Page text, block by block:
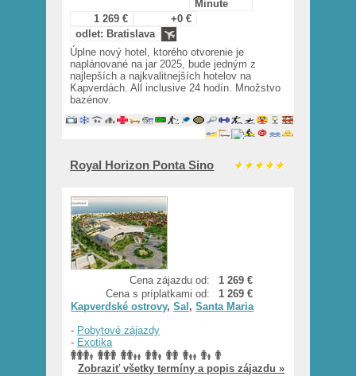
Minute
1 269 €
+0 €
odlet: Bratislava
Úplne nový hotel, ktorého otvorenie je
naplánované na jar 2025, bude jedným z
najlepších a najkvalitnejších hotelov na
Kapverdách. All inclusive 24 hodín. Množstvo
bazénov.
Royal Horizon Ponta Sino
Cena zájazdu od:
1 269 €
Cena s príplatkami od:
1 269 €
Kapverdské ostrovy,Sal ,Santa Maria
- Pobytové zájazdy
- Exotika
Zobraziť všetky termíny a popis zájazdu »